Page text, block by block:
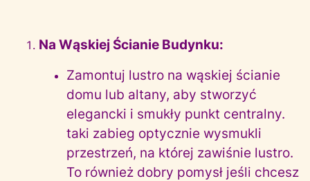
Na Wąskiej Ścianie Budynku:
Zamontuj lustro na wąskiej ścianie
domu lub altany, aby stworzyć
elegancki i smukły punkt centralny.
taki zabieg optycznie wysmukli
przestrzeń, na której zawiśnie lustro.
To również dobry pomysł jeśli chcesz